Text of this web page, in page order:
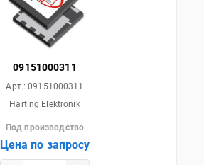
09151000311
Арт.:09151000311
Harting Elektronik
Под производство
Цена по запросу